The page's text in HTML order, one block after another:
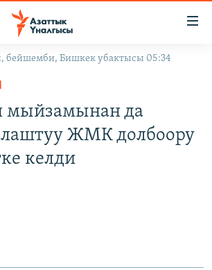
бейшемби, Бишкек убактысы 05:34
мыйзамынан да
ЖМК долбоору
келди